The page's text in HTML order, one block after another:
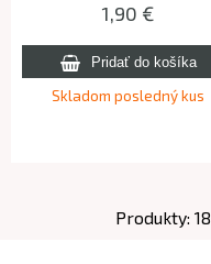
1,90 €
Skladom posledný kus
Produkty: 18